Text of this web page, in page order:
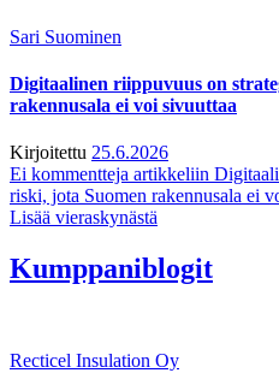
Sari Suominen
Digitaalinen riippuvuus on
rakennusala ei voi sivuuttaa
Kirjoitettu 25.6.2026
Ei kommentteja artikkeliin
riski, jota Suomen rakennusala ei
Lisää vieraskynästä
Kumppaniblogit
Recticel Insulation Oy